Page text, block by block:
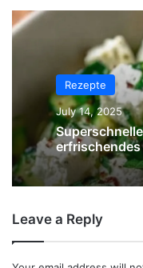
Rezepte
July 14, 2025
Leave a Reply